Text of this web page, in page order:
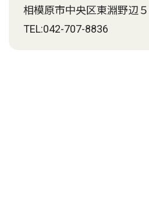
相模原市中央区東淵野辺
TEL:042-707-8836